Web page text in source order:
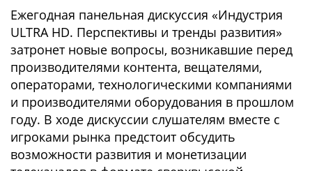
Ежегодная панельная дискуссия «Индустрия
ULTRA HD. Перспективы и тренды развития»
затронет новые вопросы, возникавшие перед
производителями контента, вещателями,
операторами, технологическими компаниями
и производителями оборудования в прошлом
году. В ходе дискуссии слушателям вместе с
игроками рынка предстоит обсудить
возможности развития и монетизации